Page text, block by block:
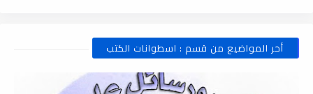
أخر المواضيع من قسم : اسطوانات الكتب